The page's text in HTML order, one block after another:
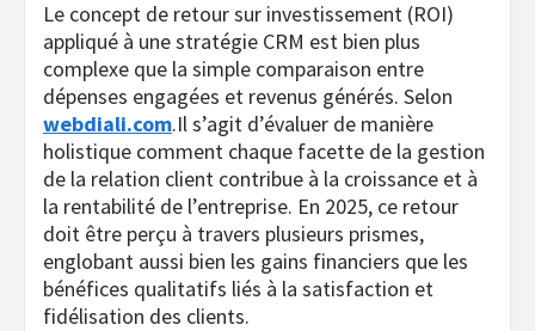
Le concept de retour sur investissement (ROI)
appliqué à une stratégie CRM est bien plus
complexe que la simple comparaison entre
dépenses engagées et revenus générés. Selon
webdiali.com.Il s’agit d’évaluer de manière
holistique comment chaque facette de la gestion
de la relation client contribue à la croissance et à
la rentabilité de l’entreprise. En 2025, ce retour
doit être perçu à travers plusieurs prismes,
englobant aussi bien les gains financiers que les
bénéfices qualitatifs liés à la satisfaction et
fidélisation des clients.